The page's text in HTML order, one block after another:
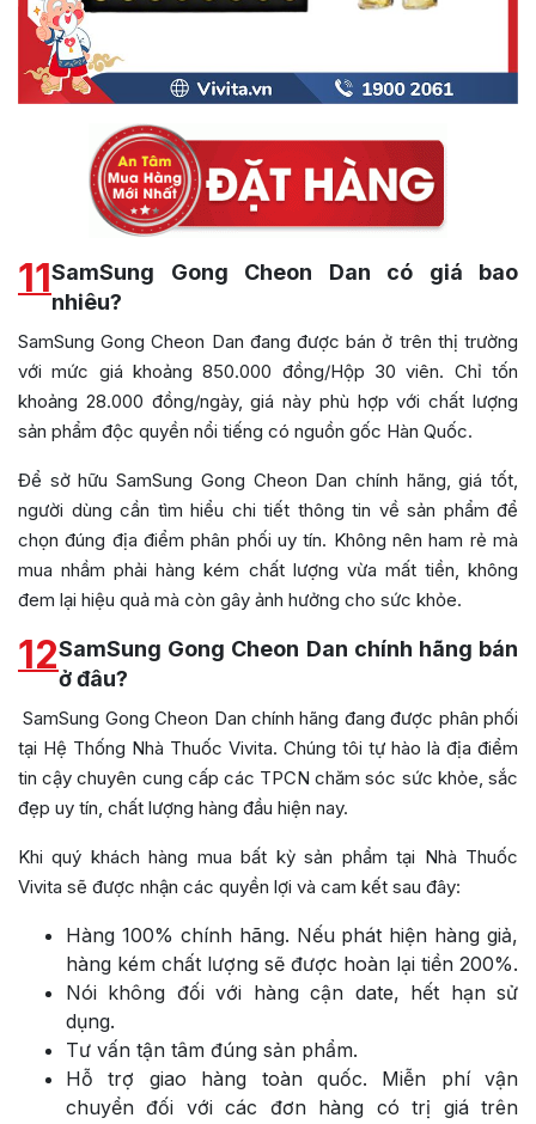
11SamSung Gong Cheon Dan có giá bao
nhiêu?
SamSung Gong Cheon Dan đang được bán ở trên thị trường
với mức giá khoảng 850.000 đồng/Hộp 30 viên. Chỉ tốn
khoảng 28.000 đồng/ngày, giá này phù hợp với chất lượng
sản phẩm độc quyền nổi tiếng có nguồn gốc Hàn Quốc.
Để sở hữu SamSung Gong Cheon Dan chính hãng, giá tốt,
người dùng cần tìm hiểu chi tiết thông tin về sản phẩm để
chọn đúng địa điểm phân phối uy tín. Không nên ham rẻ mà
mua nhầm phải hàng kém chất lượng vừa mất tiền, không
đem lại hiệu quả mà còn gây ảnh hưởng cho sức khỏe.
12SamSung Gong Cheon Dan chính hãng bán
ở đâu?
SamSung Gong Cheon Dan chính hãng đang được phân phối
tại Hệ Thống Nhà Thuốc Vivita. Chúng tôi tự hào là địa điểm
tin cậy chuyên cung cấp các TPCN chăm sóc sức khỏe, sắc
đẹp uy tín, chất lượng hàng đầu hiện nay.
Khi quý khách hàng mua bất kỳ sản phẩm tại Nhà Thuốc
Vivita sẽ được nhận các quyền lợi và cam kết sau đây:
Hàng 100% chính hãng. Nếu phát hiện hàng giả,
hàng kém chất lượng sẽ được hoàn lại tiền 200%.
Nói không đối với hàng cận date, hết hạn sử
dụng.
Tư vấn tận tâm đúng sản phẩm.
Hỗ trợ giao hàng toàn quốc. Miễn phí vận
chuyển đối với các đơn hàng có trị giá trên